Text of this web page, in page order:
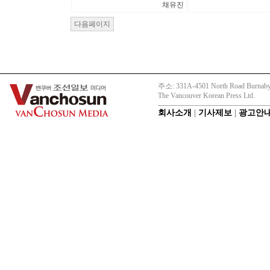
채유진
다음페이지
주소: 331A-4501 North Road
The Vancouver Korean Press Ltd.
회사소개 기사제보 광고안